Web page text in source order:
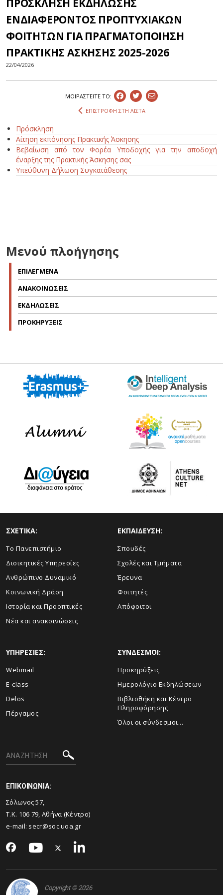
ΠΡΟΣΚΛΗΣΗ ΕΚΔΗΛΩΣΗΣ
ΕΝΔΙΑΦΕΡΟΝΤΟΣ ΠΡΟΠΤΥΧΙΑΚΩΝ
ΦΟΙΤΗΤΩΝ ΓΙΑ ΠΡΑΓΜΑΤΟΠΟΙΗΣΗ
ΠΡΑΚΤΙΚΗΣ ΑΣΚΗΣΗΣ 2025-2026
22/04/2026
ΜΟΙΡΑΣΤEIΤΕ ΤΟ:
ΕΠΙΣΤΡΟΦΗ ΣΤΗ ΛΙΣΤΑ
Πρόσκληση
Αίτηση εκπόνησης Πρακτικής Άσκησης
Βεβαίωση από τον Φορέα Υποδοχής για την αποδοχή
έναρξης της Πρακτικής Άσκησης σας
Υπεύθυνη Δήλωση Συγκατάθεσης
Μενού πλοήγησης
ΕΠΙΛΕΓΜΕΝΑ
ΑΝΑΚΟΙΝΩΣΕΙΣ
ΕΚΔΗΛΩΣΕΙΣ
ΠΡΟΚΗΡΥΞΕΙΣ
ΣΧΕΤΙΚΑ:
Το Πανεπιστήμιο
Διοικητικές Υπηρεσίες
Ανθρώπινο Δυναμικό
Κοινωνική Δράση
Ιστορία και Προοπτικές
Νέα και ανακοινώσεις
ΕΚΠΑΙΔΕΥΣΗ:
Σπουδές
Σχολές και Τμήματα
Έρευνα
Φοιτητές
Απόφοιτοι
ΥΠΗΡΕΣΙΕΣ:
Webmail
E-class
Delos
Πέργαμος
ΣΥΝΔΕΣΜΟΙ:
Προκηρύξεις
Ημερολόγιο Εκδηλώσεων
Βιβλιοθήκη και Κέντρο
Πληροφόρησης
Όλοι οι σύνδεσμοι...
ΕΠΙΚΟΙΝΩΝΙΑ:
Σόλωνος 57,
Τ.Κ. 106 79, Αθήνα (Κέντρο)
e-mail: secr@soc.uoa.gr
Copyright © 2026